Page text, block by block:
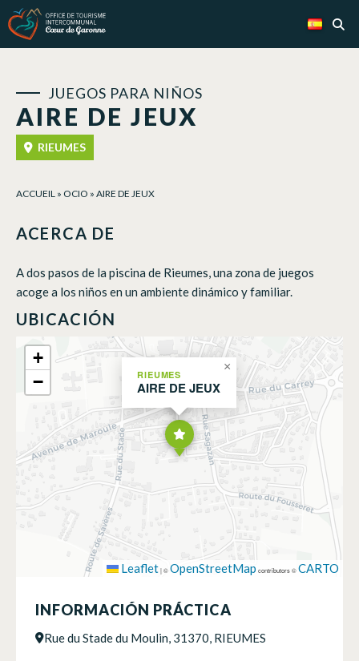
AIRE DE JEUX
JUEGOS PARA NIÑOS
RIEUMES
ACCUEIL » OCIO » AIRE DE JEUX
ACERCA DE
A dos pasos de la piscina de Rieumes, una zona de juegos
acoge a los niños en un ambiente dinámico y familiar.
UBICACIÓN
RIEUMES
AIRE DE JEUX
×
+
−
Leaflet|©OpenStreetMap contributors ©CARTO
INFORMACIÓN PRÁCTICA
Rue du Stade du Moulin, 31370, RIEUMES
Panel de gestión de cookies